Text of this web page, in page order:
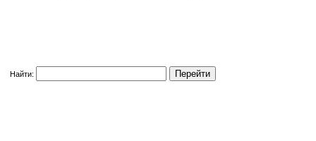
Найти: